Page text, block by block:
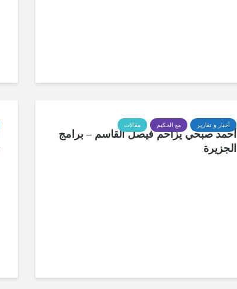
أخبار و تقارير مع الحكيم مقالات
أحمد صبحي يزاحم فيصل القاسم – برامج
الجزيرة